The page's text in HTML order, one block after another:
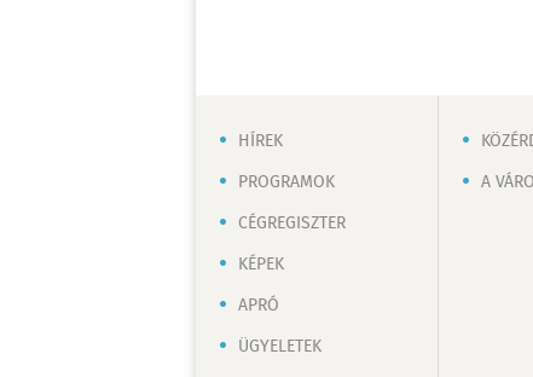
HÍREK
PROGRAMOK
CÉGREGISZTER
KÉPEK
APRÓ
ÜGYELETEK
A